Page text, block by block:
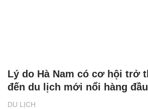
DU LỊCH
Lý do Hà Nam có cơ hội trở
đến du lịch mới nổi hàng đầu